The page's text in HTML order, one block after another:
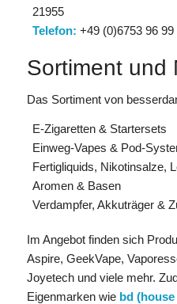
21955
Telefon: +49 (0)6753 96 99
Sortiment und
Das Sortiment von
E-Zigaretten & Startersets
Einweg-Vapes & Pod-
Fertigliquids, Nikotinsalze,
Aromen & Basen
Verdampfer, Akkuträger &
Im Angebot finden sich
Aspire, GeekVape,
Joyetech und viele mehr.
Eigenmarken wie bd